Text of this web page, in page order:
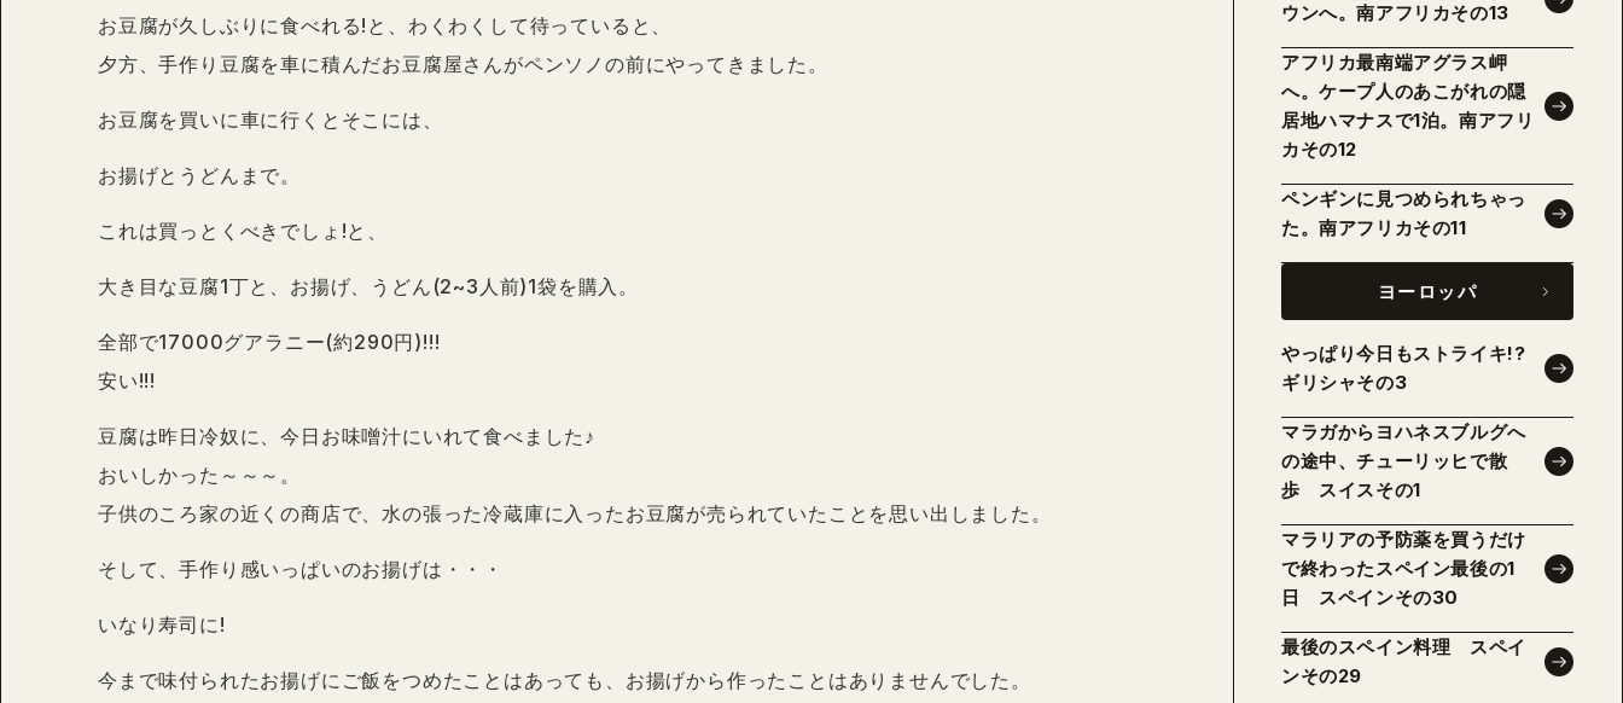
お豆腐が久しぶりに食べれる!と、わくわくして待っていると、
夕方、手作り豆腐を車に積んだお豆腐屋さんがペンソノの前にやってきました。
お豆腐を買いに車に行くとそこには、
お揚げとうどんまで。
これは買っとくべきでしょ!と、
大き目な豆腐1丁と、お揚げ、うどん(2~3人前)1袋を購入。
全部で17000グアラニー(約290円)!!!
安い!!!
豆腐は昨日冷奴に、今日お味噌汁にいれて食べました♪
おいしかった～～～。
子供のころ家の近くの商店で、水の張った冷蔵庫に入ったお豆腐が売られていたことを思い出しました。
そして、手作り感いっぱいのお揚げは・・・
いなり寿司に!
今まで味付られたお揚げにご飯をつめたことはあっても、お揚げから作ったことはありませんでした。
ウンへ。南アフリカその13
アフリカ最南端アグラス岬
へ。ケープ人のあこがれの隠
居地ハマナスで1泊。南アフリ
カその12
ペンギンに見つめられちゃっ
た。南アフリカその11
ヨーロッパ
やっぱり今日もストライキ!?
ギリシャその3
マラガからヨハネスブルグへ
の途中、チューリッヒで散
歩 スイスその1
マラリアの予防薬を買うだけ
で終わったスペイン最後の1
日 スペインその30
最後のスペイン料理 スペイ
ンその29